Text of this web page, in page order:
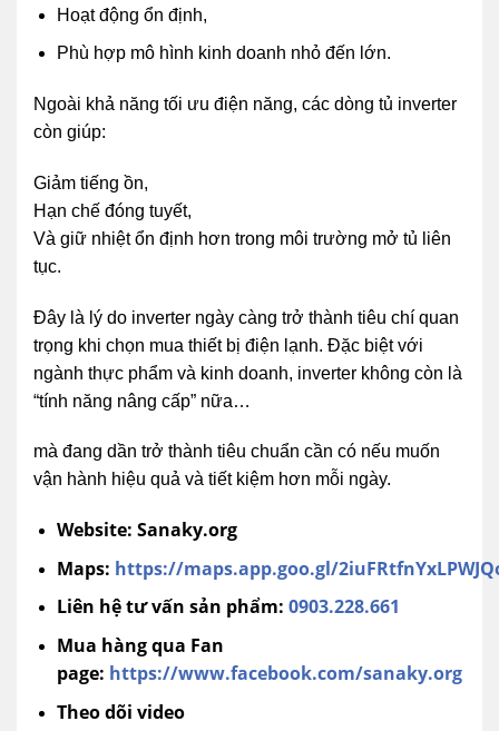
Hoạt động ổn định,
Phù hợp mô hình kinh doanh nhỏ đến lớn.
Ngoài khả năng tối ưu điện năng, các dòng tủ inverter
còn giúp:
Giảm tiếng ồn,
Hạn chế đóng tuyết,
Và giữ nhiệt ổn định hơn trong môi trường mở tủ liên
tục.
Đây là lý do inverter ngày càng trở thành tiêu chí quan
trọng khi chọn mua thiết bị điện lạnh. Đặc biệt với
ngành thực phẩm và kinh doanh, inverter không còn là
“tính năng nâng cấp” nữa…
mà đang dần trở thành tiêu chuẩn cần có nếu muốn
vận hành hiệu quả và tiết kiệm hơn mỗi ngày.
Website: Sanaky.org
Maps: https://maps.app.goo.gl/
Liên hệ tư vấn sản phẩm: 0903.228.661
Mua hàng qua Fan
page: https://www.facebook.com/sanaky.org
Theo dõi video